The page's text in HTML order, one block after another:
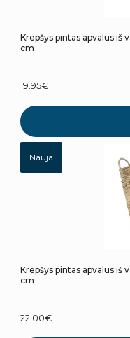
Krepšys pintas apvalus iš vandens hiacintų PETRI D37xH32 (38)
cm
19.95€
Nauja
Krepšys pintas apvalus iš vandens hiacintų PETRI D42xH35 (41)
cm
22.00€